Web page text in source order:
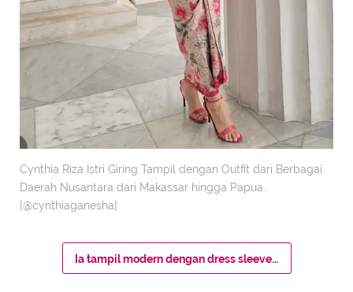
Cynthia Riza Istri Giring Tampil dengan Outfit dari Berbagai
Daerah Nusantara dari Makassar hingga Papua.
[@cynthiaganesha]
Ia tampil modern dengan dress sleeveless putih yang terinspirasi dari budaya Sumba.